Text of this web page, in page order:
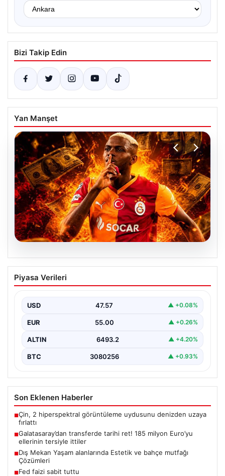
Bizi Takip Edin
Yan Manşet
Galatasaray’dan transferde tarihi ret!
185 milyon Euro’yu ellerinin tersiyle
Piyasa Verileri
USD 47.57 ▲ +0.08%
EUR 55.00 ▲ +0.26%
ALTIN 6493.2 ▲ +4.20%
BTC 3080256 ▲ +0.93%
Son Eklenen Haberler
■Çin, 2 hiperspektral görüntüleme uydusunu denizden uzaya
fırlattı
■Galatasaray’dan transferde tarihi ret! 185 milyon Euro’yu
ellerinin tersiyle ittiler
■Dış Mekan Yaşam alanlarında Estetik ve bahçe mutfağı
Çözümleri
■Fed faizi sabit tuttu